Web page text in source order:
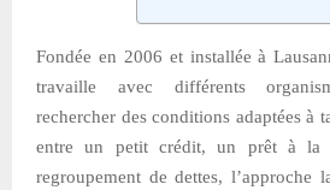
Fondée en 2006 et installée à
travaille avec différents
rechercher des conditions adaptées à
entre un petit crédit, un prêt à la
regroupement de dettes, l’approche